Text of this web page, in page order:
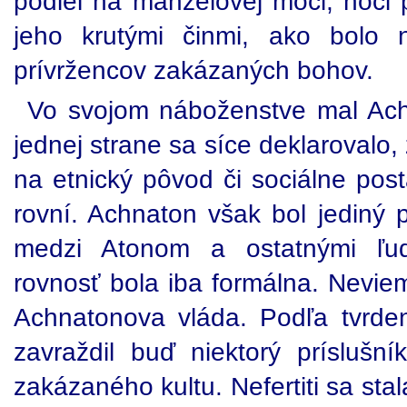
jeho krutými činmi, ako bolo
prívržencov zakázaných bohov.
Vo svojom náboženstve mal
jednej strane sa síce
na etnický pôvod či sociálne
rovní. Achnaton však bol jediný
medzi Atonom a ostatnými
rovnosť bola iba formálna.
Achnatonova vláda. Podľa
zavraždil buď niektorý
zakázaného kultu. Nefertiti sa